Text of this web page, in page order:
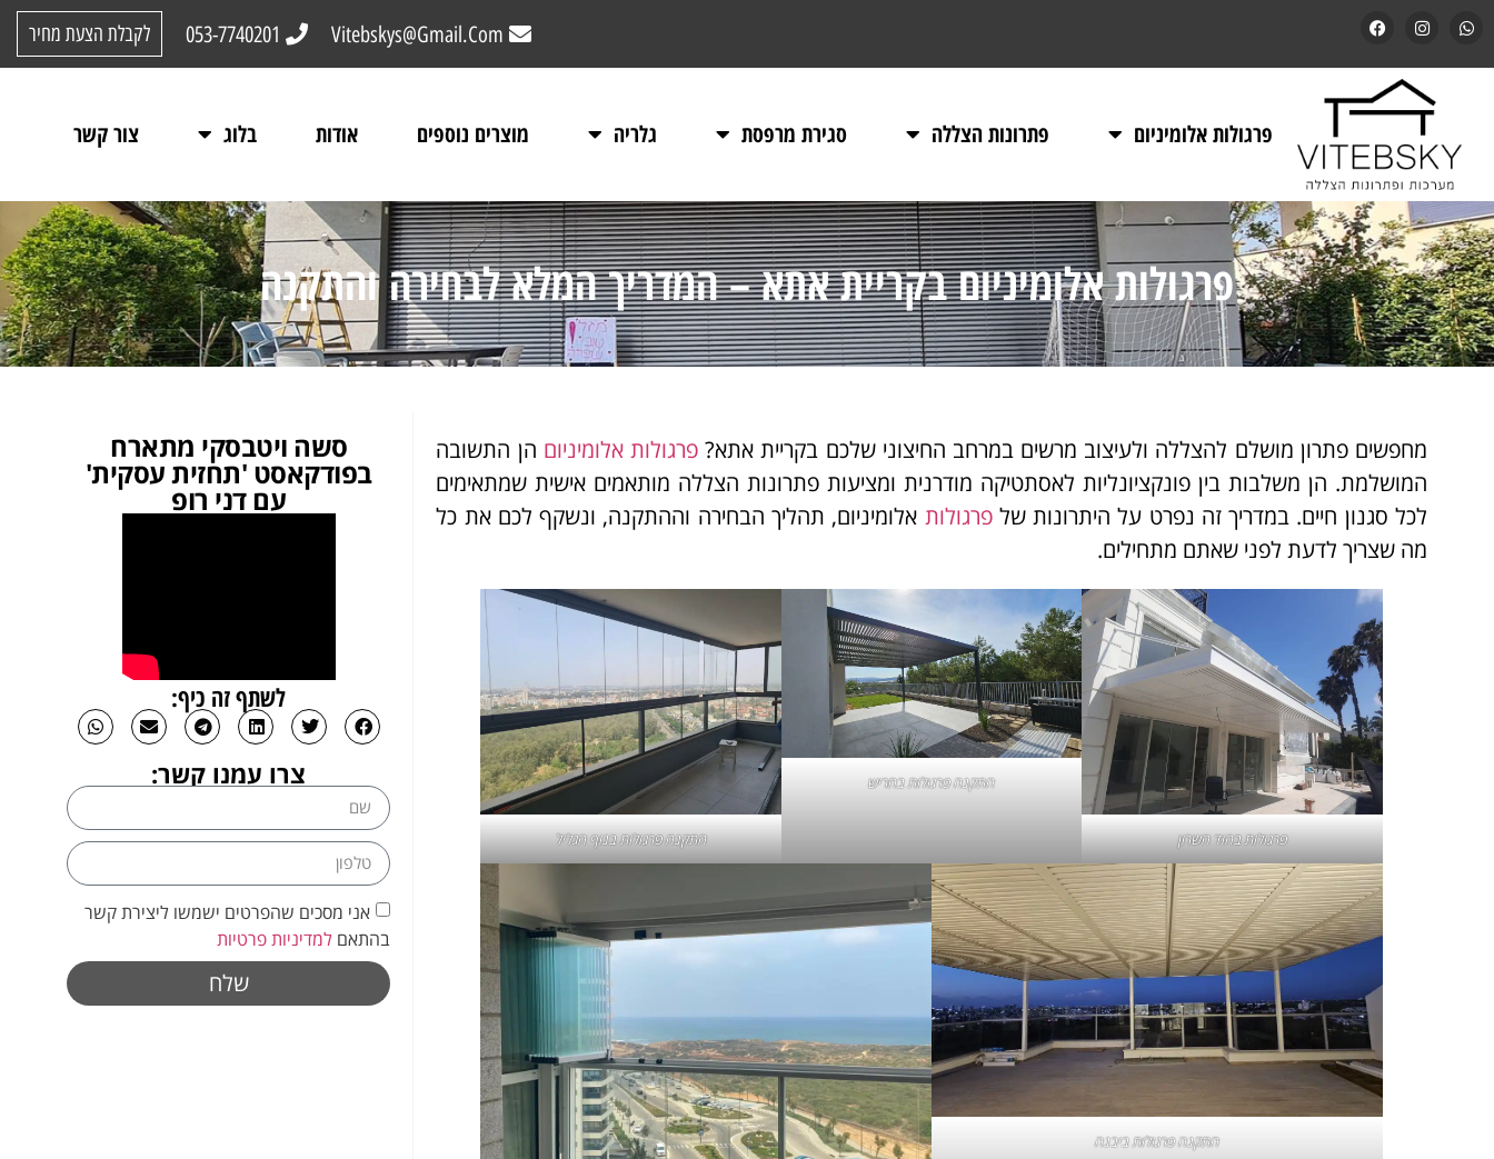
Vitebskys@Gmail.Com
053-7740201 לקבלת הצעת מחיר
פרגולות אלומיניום פתרונות הצללה סגירת מרפסת גלריה מוצרים נוספים אודות בלוג צור קשר
פרגולות אלומיניום בקריית אתא – המדריך המלא לבחירה והתקנה
מחפשים פתרון מושלם להצללה ולעיצוב מרשים במרחב החיצוני שלכם בקריית אתא?פרגולות אלומיניום הן התשובה
המושלמת. הן משלבות בין פונקציונליות לאסתטיקה מודרנית ומציעות פתרונות הצללה מותאמים אישית שמתאימים
לכל סגנון חיים. במדריך זה נפרט על היתרונות שלפרגולות אלומיניום, תהליך הבחירה וההתקנה, ונשקף לכם את כל
מה שצריך לדעת לפני שאתם מתחילים.
פרגולות בהוד השרון
התקנהפרגולות בחריש
התקנה פרגולות בנוף הגליל
התקנה פרגולות ביבנה
סשה ויטבסקי מתארח
בפודקאסט 'תחזית עסקית'
עם דני רופ
לשתף זה כיף:
צרו עמנו קשר:
אני מסכים שהפרטים ישמשו ליצירת קשר
בהתאם למדיניות פרטיות
שלח